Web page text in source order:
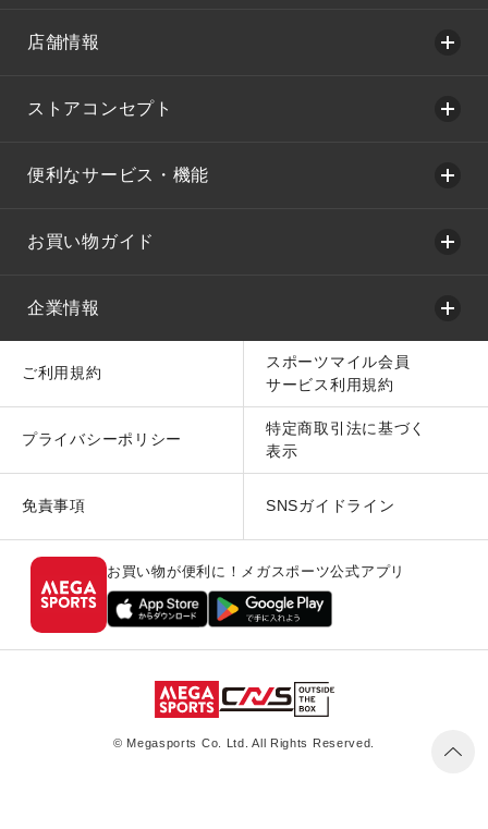
店舗情報
ストアコンセプト
便利なサービス・機能
お買い物ガイド
企業情報
ご利用規約
スポーツマイル会員
サービス利用規約
プライバシーポリシー
特定商取引法に基づく
表示
免責事項 SNSガイドライン
お買い物が便利に！メガスポーツ公式アプリ
© Megasports Co. Ltd. All Rights Reserved.